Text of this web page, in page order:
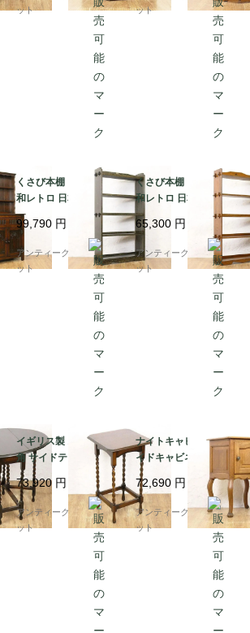
ット
ット
くさび本棚 シェルフ 昭
和レトロ 日本製 シンプ
ル ミニマル ヴィンテー
ジ 木製家具
99,790 円
アンティークブルーパロ
ット
くさび本棚 シェルフ 昭
和レトロ 日本製 シンプ
ル ミニマル ヴィンテー
ジ 木製家具 木の温もり
65,300 円
アンティークブルーパロ
ット
イギリス製 スクエア 四
角 サイドテーブル ツイ
ストレッグ 上品 木の温
もり アンティーク イン
テリア おしゃれ エレガ
ント クラシック
73,920 円
アンティークブルーパロ
ット
ナイトキャビネット サ
イドキャビネット イギ
リス製 アンティーク 収
納 木製 ヴィンテージ
ンティーク 猫脚 カブリ
オール
72,690 円
アンティークブルーパロ
ット